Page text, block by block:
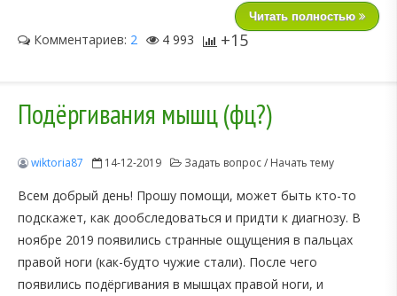
Читать полностью
Комментариев: 2 4 993 +15
Подёргивания мышц (фц?)
wiktoria87 14-12-2019 Задать вопрос / Начать тему
Всем добрый день! Прошу помощи, может быть кто-то
подскажет, как дообследоваться и придти к диагнозу. В
ноябре 2019 появились странные ощущения в пальцах
правой ноги (как-будто чужие стали). После чего
появились подёргивания в мышцах правой ноги, и